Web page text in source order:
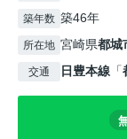
築年数 築46年
所在地 宮崎県都城
交通 日豊本線 「